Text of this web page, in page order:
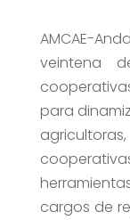
AMCAE-
veintena
para
cargos de